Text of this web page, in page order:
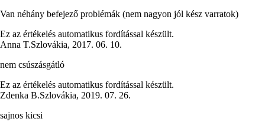
Van néhány befejező problémák (nem nagyon jól kész varratok)
Ez az értékelés automatikus fordítással készült.
Anna T.Szlovákia, 2017. 06. 10.
nem csúszásgátló
Ez az értékelés automatikus fordítással készült.
Zdenka B.Szlovákia, 2019. 07. 26.
sajnos kicsi